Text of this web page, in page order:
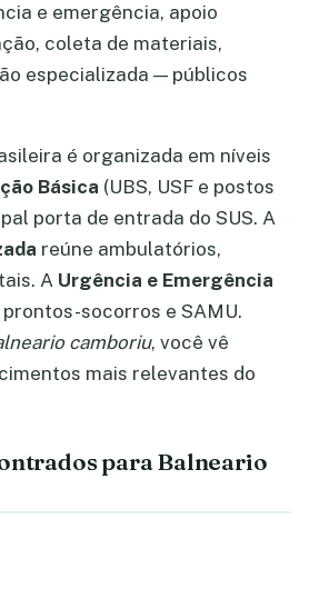
e emergência, apoio
coleta de materiais,
especializada — públicos
é organizada em níveis
Básica (UBS, USF e postos
porta de entrada do SUS. A
reúne ambulatórios,
A Urgência e Emergência
socorros e SAMU.
camboriu, você vê
mais relevantes do
para Balneario